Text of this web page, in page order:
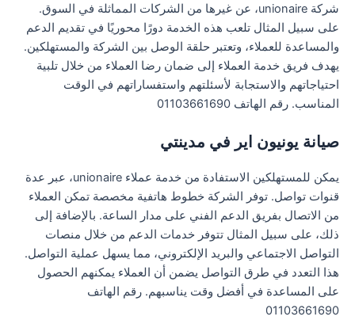
شركة unionaire، عن غيرها من الشركات المماثلة في السوق.
على سبيل المثال تلعب هذه الخدمة دورًا محوريًا في تقديم الدعم
والمساعدة للعملاء، وتعتبر حلقة الوصل بين الشركة والمستهلكين.
يهدف فريق خدمة العملاء إلى ضمان رضا العملاء من خلال تلبية
احتياجاتهم والاستجابة لأسئلتهم واستفساراتهم في الوقت
المناسب. رقم الهاتف 01103661690
صيانة يونيون اير في مدينتي
يمكن للمستهلكين الاستفادة من خدمة عملاء unionaire، عبر عدة
قنوات تواصل. توفر الشركة خطوط هاتفية مخصصة تمكن العملاء
من الاتصال بفريق الدعم الفني على مدار الساعة. بالإضافة إلى
ذلك، على سبيل المثال تتوفر خدمات الدعم من خلال منصات
التواصل الاجتماعي والبريد الإلكتروني، مما يسهل عملية التواصل.
هذا التعدد في طرق التواصل يضمن أن العملاء يمكنهم الحصول
على المساعدة في أفضل وقت يناسبهم. رقم الهاتف
01103661690